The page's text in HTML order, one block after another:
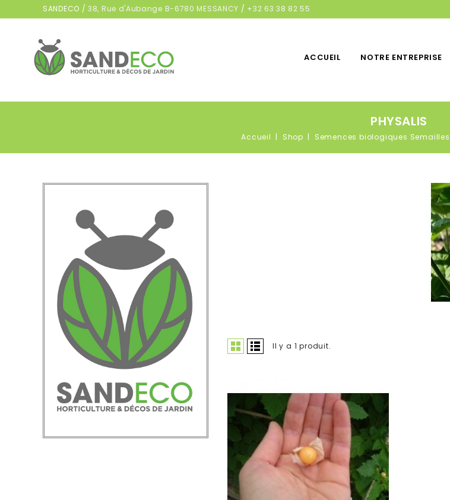
SANDECO / 38, Rue d'Aubange B-6780 MESSANCY / +32 63 38 82 55
ACCUEIL NOTRE ENTREPRISE
PHYSALIS
Accueil Shop Semences biologiques Semailles
Il y a 1 produit.